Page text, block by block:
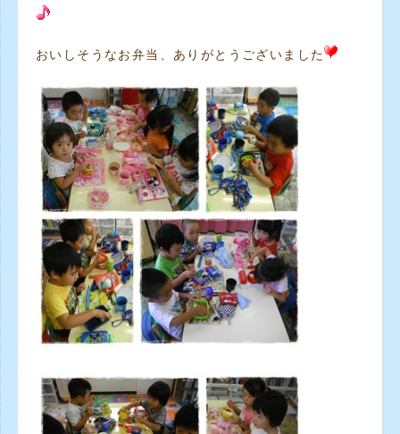
おいしそうなお弁当、ありがとうございました